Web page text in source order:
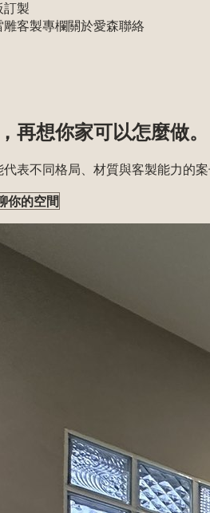
訂製
雕客製專欄關於愛森聯絡
再想你家可以怎麼做。
表不同格局、材質與客製能力的
你的空間